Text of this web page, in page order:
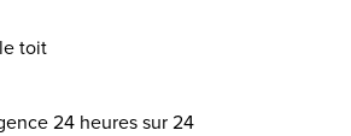
toit
24 heures sur 24